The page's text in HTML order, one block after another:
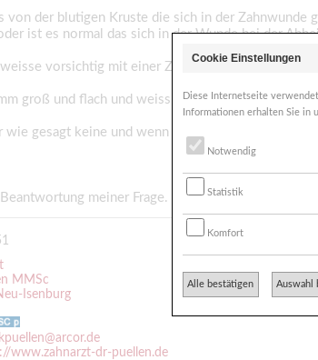
von der blutigen Kruste die sich in der
ist es normal das sich in der Wunde bei der
vorsichtig mit einer Zahnbürste zu
groß und flach und weiss also ein kleiner runder
wie gesagt keine und wenn da noch ein Stück
meiner Frage.
MMSc
Isenburg
www.zahnarzt-dr-puellen.de
Cookie Einstellungen
Diese Internetseite
Informationen erhalten Sie in
Notwendig
Statistik
Komfort
Alle bestätigen Auswahl